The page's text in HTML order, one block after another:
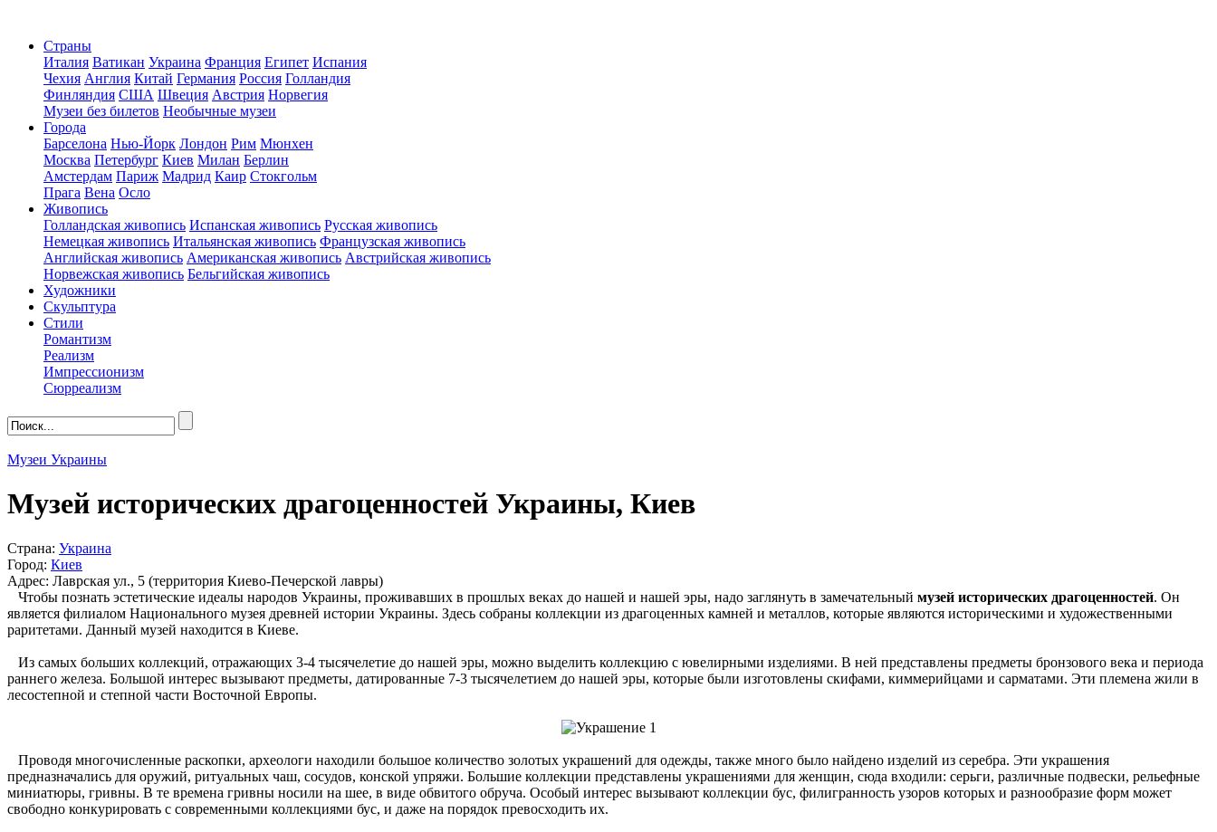
Страны
Италия Ватикан Украина Франция Египет Испания
Чехия Англия Китай Германия Россия Голландия
Финляндия США Швеция Австрия Норвегия
Музеи без билетов Необычные музеи
Города
Барселона Нью-Йорк Лондон Рим Мюнхен
Москва Петербург Киев Милан Берлин
Амстердам Париж Мадрид Каир Стокгольм
Прага Вена Осло
Живопись
Голландская живопись Испанская живопись Русская живопись
Немецкая живопись Итальянская живопись Французская живопись
Английская живопись Американская живопись Австрийская живопись
Норвежская живопись Бельгийская живопись
Художники
Скульптура
Стили
Романтизм
Реализм
Импрессионизм
Сюрреализм
Музеи Украины
Музей исторических драгоценностей Украины, Киев
Страна: Украина
Город: Киев
Адрес: Лаврская ул., 5 (территория Киево-Печерской лавры)
Чтобы познать эстетические идеалы народов Украины, проживавших в прошлых веках до нашей и нашей эры, надо заглянуть в замечательный музей исторических драгоценностей. Он
является филиалом Национального музея древней истории Украины. Здесь собраны коллекции из драгоценных камней и металлов, которые являются историческими и художественными
раритетами. Данный музей находится в Киеве.
Из самых больших коллекций, отражающих 3-4 тысячелетие до нашей эры, можно выделить коллекцию с ювелирными изделиями. В ней представлены предметы бронзового века и периода
раннего железа. Большой интерес вызывают предметы, датированные 7-3 тысячелетием до нашей эры, которые были изготовлены скифами, киммерийцами и сарматами. Эти племена жили в
лесостепной и степной части Восточной Европы.
Проводя многочисленные раскопки, археологи находили большое количество золотых украшений для одежды, также много было найдено изделий из серебра. Эти украшения
предназначались для оружий, ритуальных чаш, сосудов, конской упряжи. Большие коллекции представлены украшениями для женщин, сюда входили: серьги, различные подвески, рельефные
миниатюры, гривны. В те времена гривны носили на шее, в виде обвитого обруча. Особый интерес вызывают коллекции бус, филигранность узоров которых и разнообразие форм может
свободно конкурировать с современными коллекциями бус, и даже на порядок превосходить их.